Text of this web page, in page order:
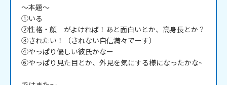
～本題～
①いる
②性格・顔　がよければ！あと面白いとか、高身長とか？
③されたい！（されない自信満々でーす）
④やっぱり優しい彼氏かなー
⑥やっぱり見た目とか、外見を気にする様になったかな~